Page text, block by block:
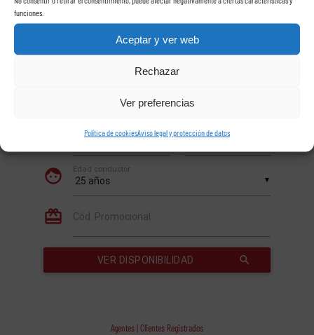
funciones.
Aceptar y ver web
Rechazar
Ver preferencias
Política de cookiesAviso legal y protección de datos
Agentes | Clientes Registrados